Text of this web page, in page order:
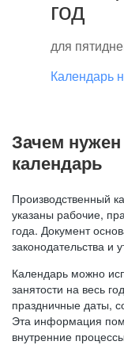
год
для
Календарь
Зачем
календарь
Производственный
указаны рабочие,
года. Документ
законодательства и
Календарь можно
занятости на весь
праздничные даты,
Эта информация
внутренние